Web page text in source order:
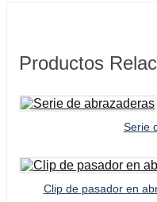
Productos
Serie
Clip de pasador en